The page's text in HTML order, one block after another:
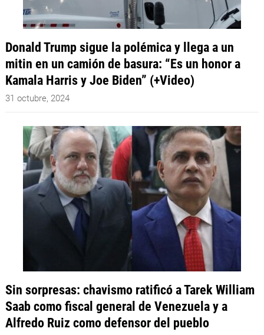
Donald Trump sigue la polémica y llega a un
mitin en un camión de basura: “Es un honor a
Kamala Harris y Joe Biden” (+Video)
31 octubre, 2024
Sin sorpresas: chavismo ratificó a Tarek William
Saab como fiscal general de Venezuela y a
Alfredo Ruiz como defensor del pueblo